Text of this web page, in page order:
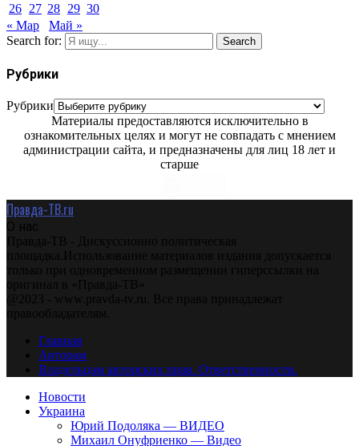
26 27 28 29 30
« Мар
Май »
Search for:
Search
Рубрики
Рубрики
Материалы предоставляются исключительно в
ознакомительных целях и могут не совпадать с мнением
администрации сайта, и предназначены для лиц 18 лет и
старше
Правда-ТВ.ru
О нас
Правда-ТВ - Дискуссионно политическая
площадка.Использование материалов издания допускается
только при одновременном размещении гиперссылки на
оригинал в «Правда-ТВ»
@2023 - www.pravda-tv.ru. Все права принадлежат
правообладателям.
Главная
Авторам
Владельцам авторских прав. Ответственности.
Новости
Украина
Юрий Подоляка — ВИДЕО
Михаил Онуфриенко — Видео